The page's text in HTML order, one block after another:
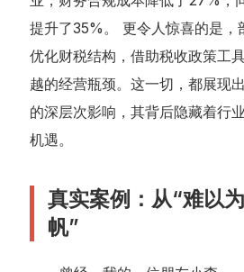
提升了35%。 更令人惊喜的是，
优化财税结构，借助税收政策工
越的经营瓶颈。这一切，都展现
的深层次影响，其背后隐藏着行
机遇。
真实案例：从“难以
帆”